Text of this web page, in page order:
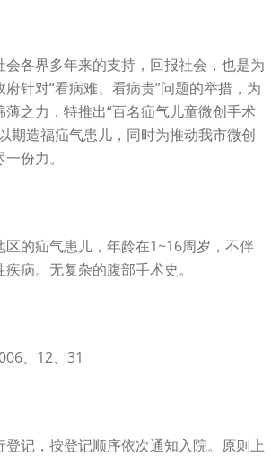
会各界多年来的支持，回报社会，也是为
针对“看病难、看病贵”问题的举措，为
之力，特推出“百名疝气儿童微创手术
期造福疝气患儿，同时为推动我市微创
份力。
区的疝气患儿，年龄在1~16周岁，不伴
病。无复杂的腹部手术史。
、12、31
登记，按登记顺序依次通知入院。原则上